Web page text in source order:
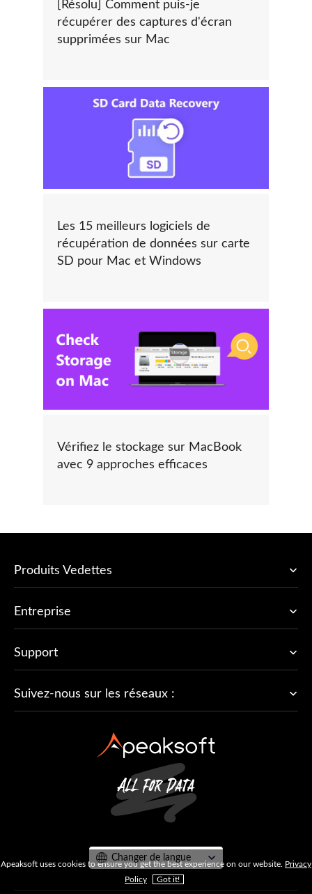
[Résolu] Comment puis-je
récupérer des captures d'écran
supprimées sur Mac
Les 15 meilleurs logiciels de
récupération de données sur carte
SD pour Mac et Windows
Vérifiez le stockage sur MacBook
avec 9 approches efficaces
Produits Vedettes
Entreprise
Support
Suivez-nous sur les réseaux :
Changer de langue
Apeaksoft uses cookies to ensure you get the best experience on our website. Privacy
Policy
Got it!